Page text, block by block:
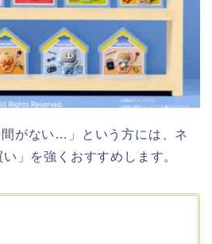
間がない…」という方には、ネ
」を強くおすすめします。